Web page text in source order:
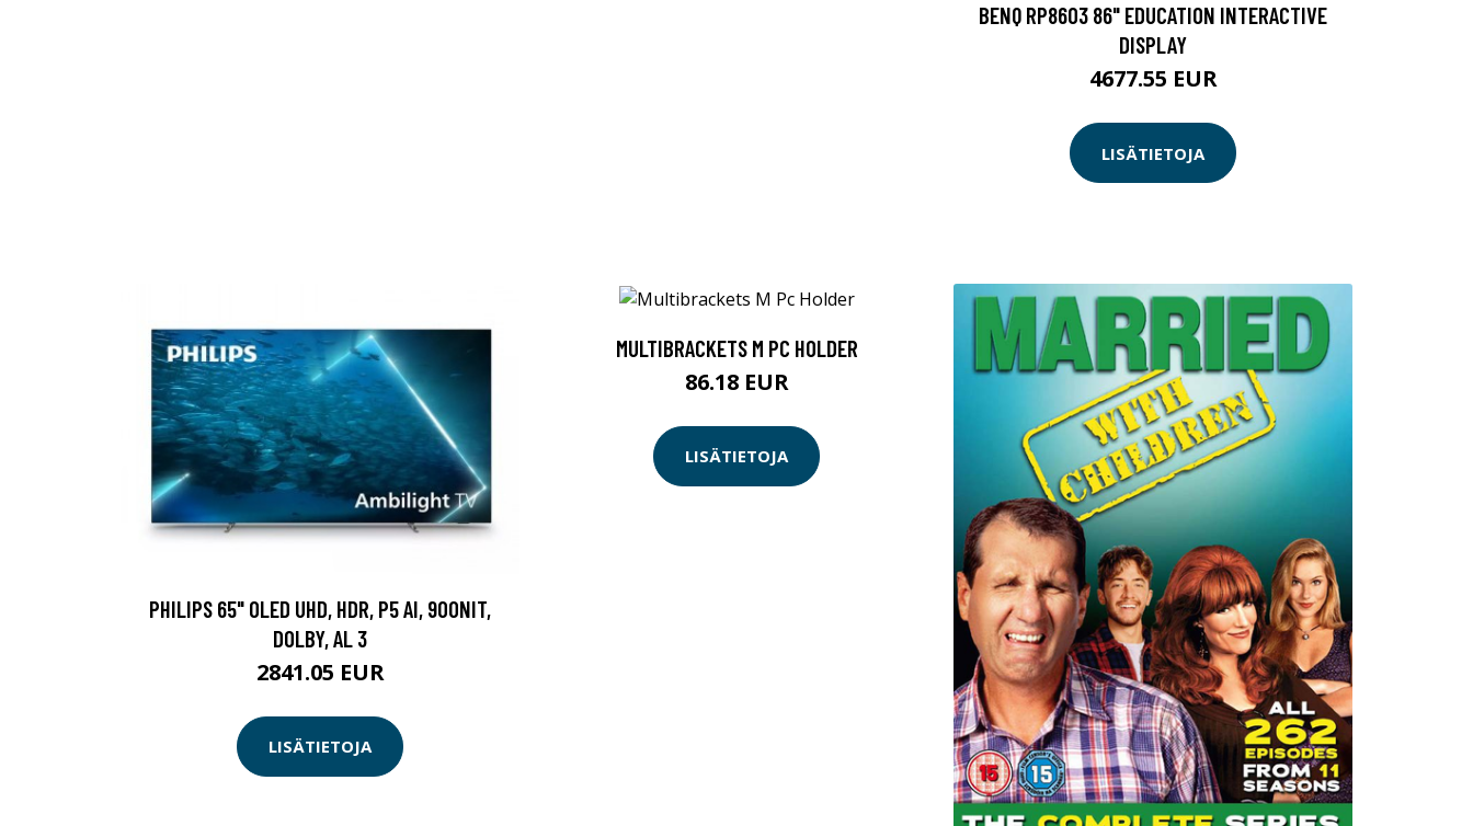
BENQ RP8603 86" EDUCATION INTERACTIVE
DISPLAY
4677.55 EUR
LISÄTIETOJA
PHILIPS 65" OLED UHD, HDR, P5 AI, 900NIT,
DOLBY, AL 3
2841.05 EUR
LISÄTIETOJA
MULTIBRACKETS M PC HOLDER
86.18 EUR
LISÄTIETOJA